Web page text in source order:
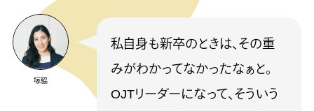
塚脇
私自身も新卒のときは、その重
みがわかってなかったなぁと。
OJTリーダーになって、そういう